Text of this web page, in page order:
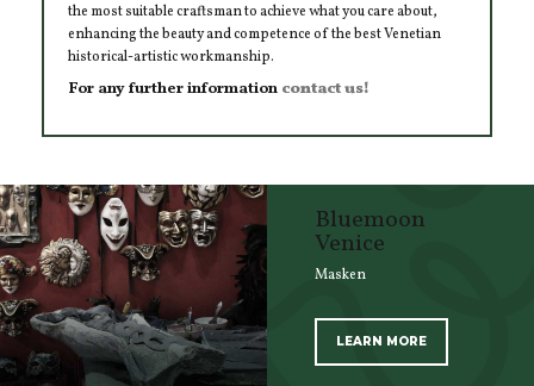
the most suitable craftsman to achieve what you care about,
enhancing the beauty and competence of the best Venetian
historical-artistic workmanship.
For any further information contact us!
Bluemoon
Venice
Masken
LEARN MORE